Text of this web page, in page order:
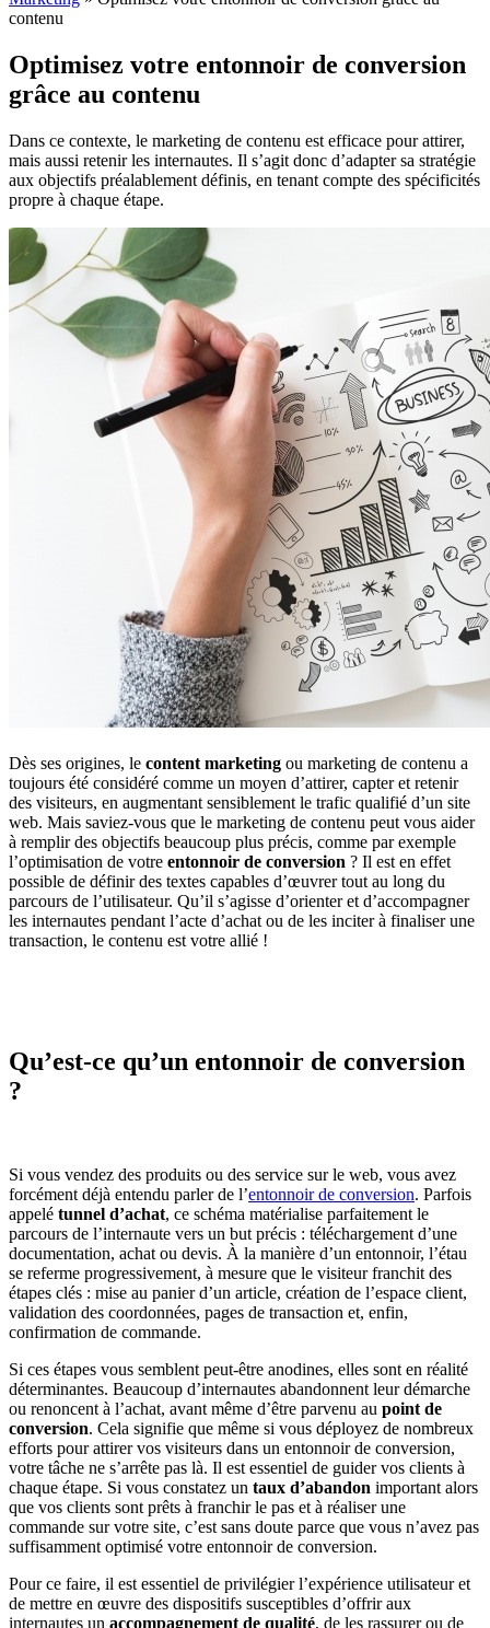
contenu
Optimisez votre entonnoir de conversion
grâce au contenu
Dans ce contexte, le marketing de contenu est efficace pour attirer,
mais aussi retenir les internautes. Il s’agit donc d’adapter sa stratégie
aux objectifs préalablement définis, en tenant compte des spécificités
propre à chaque étape.
Dès ses origines, le content marketing ou marketing de contenu a
toujours été considéré comme un moyen d’attirer, capter et retenir
des visiteurs, en augmentant sensiblement le trafic qualifié d’un site
web. Mais saviez-vous que le marketing de contenu peut vous aider
à remplir des objectifs beaucoup plus précis, comme par exemple
l’optimisation de votre entonnoir de conversion ? Il est en effet
possible de définir des textes capables d’œuvrer tout au long du
parcours de l’utilisateur. Qu’il s’agisse d’orienter et d’accompagner
les internautes pendant l’acte d’achat ou de les inciter à finaliser une
transaction, le contenu est votre allié !
Qu’est-ce qu’un entonnoir de conversion
?
Si vous vendez des produits ou des service sur le web, vous avez
forcément déjà entendu parler de l’entonnoir de conversion. Parfois
appelé tunnel d’achat, ce schéma matérialise parfaitement le
parcours de l’internaute vers un but précis : téléchargement d’une
documentation, achat ou devis. À la manière d’un entonnoir, l’étau
se referme progressivement, à mesure que le visiteur franchit des
étapes clés : mise au panier d’un article, création de l’espace client,
validation des coordonnées, pages de transaction et, enfin,
confirmation de commande.
Si ces étapes vous semblent peut-être anodines, elles sont en réalité
déterminantes. Beaucoup d’internautes abandonnent leur démarche
ou renoncent à l’achat, avant même d’être parvenu au point de
conversion. Cela signifie que même si vous déployez de nombreux
efforts pour attirer vos visiteurs dans un entonnoir de conversion,
votre tâche ne s’arrête pas là. Il est essentiel de guider vos clients à
chaque étape. Si vous constatez un taux d’abandon important alors
que vos clients sont prêts à franchir le pas et à réaliser une
commande sur votre site, c’est sans doute parce que vous n’avez pas
suffisamment optimisé votre entonnoir de conversion.
Pour ce faire, il est essentiel de privilégier l’expérience utilisateur et
de mettre en œuvre des dispositifs susceptibles d’offrir aux
internautes un accompagnement de qualité, de les rassurer ou de